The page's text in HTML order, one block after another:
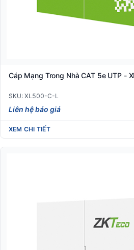
Cáp Mạng Trong Nhà CAT 5e UTP -
SKU: XL500-C-L
Liên hệ báo giá
XEM CHI TIẾT